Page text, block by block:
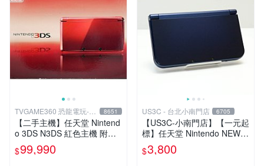
TVGAME360 恐龍電玩-台
中店
8651
【二手主機】任天堂 Nintend
o 3DS N3DS 紅色主機 附充
電器【台中恐龍電玩】
$99,990
US3C - 台北小南門店 6705
【US3C-小南門店】【一元起
標】任天堂 Nintendo NEW 3
DS LL RED-001 藍 裸眼3D
顯示 C搖桿 二手掌上型電玩
$3,800